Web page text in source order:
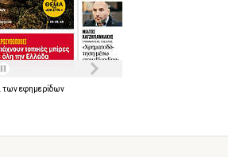
τωνεφημερίδων